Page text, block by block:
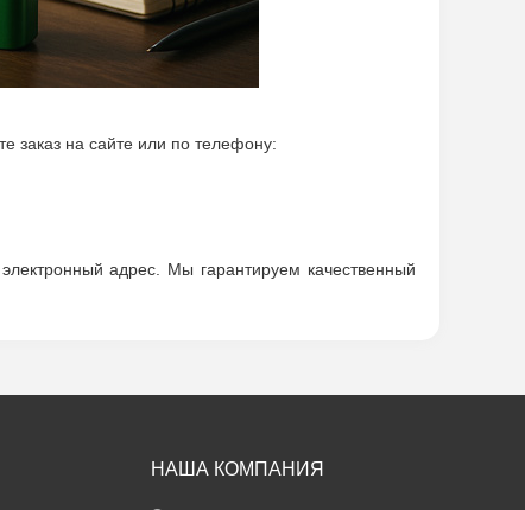
заказ на сайте или по телефону:
адрес. Мы гарантируем качественный
НАША КОМПАНИЯ